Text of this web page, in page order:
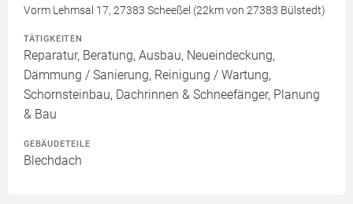
Vorm Lehmsal 17, 27383 Scheeßel (22km von 27383 Bülstedt)
TÄTIGKEITEN
Reparatur, Beratung, Ausbau, Neueindeckung,
Dämmung / Sanierung, Reinigung / Wartung,
Schornsteinbau, Dachrinnen & Schneefänger, Planung
& Bau
GEBÄUDETEILE
Blechdach